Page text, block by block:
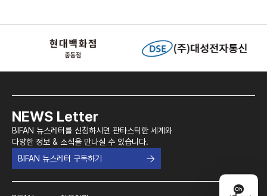
NEWS Letter
BIFAN 뉴스레터를 신청하시면 판타스틱한 세계와
다양한 정보 & 소식을 만나실 수 있습니다.
BIFAN 뉴스레터 구독하기